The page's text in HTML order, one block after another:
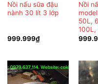
Nồi nấu sữa đậu
nành 30 lít 3 lớp
999.999₫
Nồi
50L,
100L,